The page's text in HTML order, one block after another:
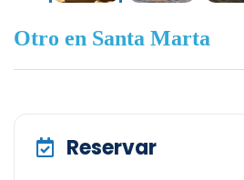
Otro en Santa Marta
Reservar